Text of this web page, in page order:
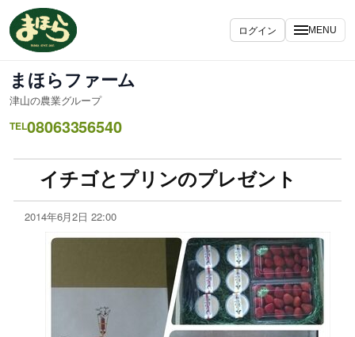
ログイン MENU
まほらファーム
津山の農業グループ
TEL08063356540
イチゴとプリンのプレゼント
2014年6月2日 22:00